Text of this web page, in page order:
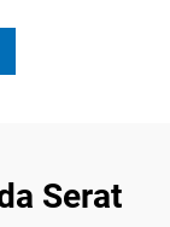
Serat